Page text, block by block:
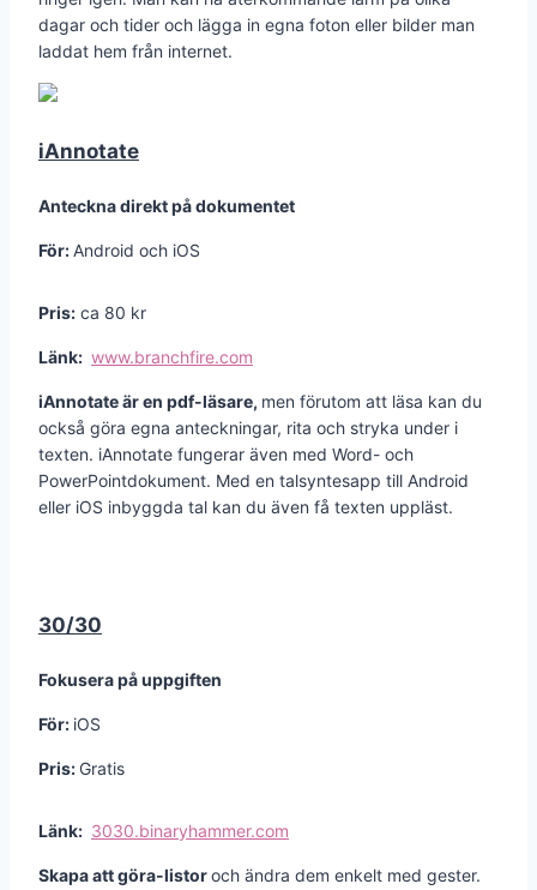
dagar och tider och lägga in egna foton eller bilder man
laddat hem från internet.
iAnnotate
Anteckna direkt på dokumentet
För: Android och iOS
Pris: ca 80 kr
Länk: www.branchfire.com
iAnnotate är en pdf-läsare, men förutom att läsa kan du
också göra egna anteckningar, rita och stryka under i
texten. iAnnotate fungerar även med Word- och
PowerPointdokument. Med en talsyntesapp till Android
eller iOS inbyggda tal kan du även få texten uppläst.
30/30
Fokusera på uppgiften
För: iOS
Pris: Gratis
Länk: 3030.binaryhammer.com
Skapa att göra-listoroch ändra dem enkelt med gester.